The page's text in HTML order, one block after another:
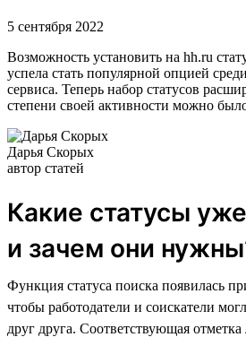
5 сентября 2022
Возможность установить на hh.ru
успела стать популярной опцией
сервиса. Теперь набор статусов
степени своей активности можно
Дарья Скорых
автор статей
Какие статусы
и зачем они
Функция статуса поиска появилась
чтобы работодатели и соискатели
друг друга. Соответствующая